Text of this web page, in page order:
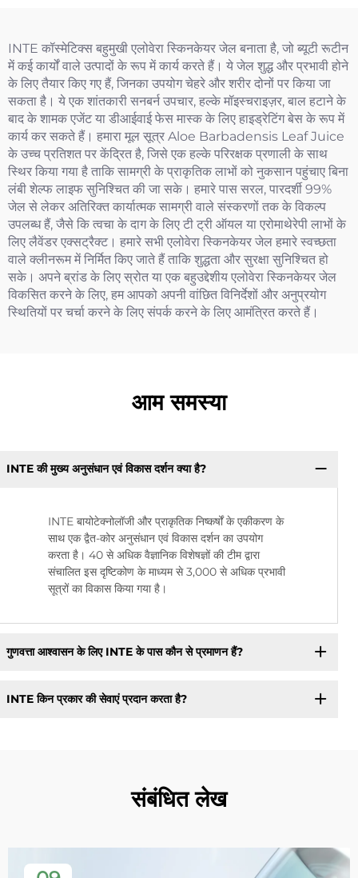
INTE कॉस्मेटिक्स बहुमुखी एलोवेरा स्किनकेयर जेल बनाता है, जो ब्यूटी रूटीन
में कई कार्यों वाले उत्पादों के रूप में कार्य करते हैं। ये जेल शुद्ध और प्रभावी होने
के लिए तैयार किए गए हैं, जिनका उपयोग चेहरे और शरीर दोनों पर किया जा
सकता है। ये एक शांतकारी सनबर्न उपचार, हल्के मॉइस्चराइज़र, बाल हटाने के
बाद के शामक एजेंट या डीआईवाई फेस मास्क के लिए हाइड्रेटिंग बेस के रूप में
कार्य कर सकते हैं। हमारा मूल सूत्र Aloe Barbadensis Leaf Juice
के उच्च प्रतिशत पर केंद्रित है, जिसे एक हल्के परिरक्षक प्रणाली के साथ
स्थिर किया गया है ताकि सामग्री के प्राकृतिक लाभों को नुकसान पहुंचाए बिना
लंबी शेल्फ लाइफ सुनिश्चित की जा सके। हमारे पास सरल, पारदर्शी 99%
जेल से लेकर अतिरिक्त कार्यात्मक सामग्री वाले संस्करणों तक के विकल्प
उपलब्ध हैं, जैसे कि त्वचा के दाग के लिए टी ट्री ऑयल या एरोमाथेरेपी लाभों के
लिए लैवेंडर एक्सट्रैक्ट। हमारे सभी एलोवेरा स्किनकेयर जेल हमारे स्वच्छता
वाले क्लीनरूम में निर्मित किए जाते हैं ताकि शुद्धता और सुरक्षा सुनिश्चित हो
सके। अपने ब्रांड के लिए स्रोत या एक बहुउद्देशीय एलोवेरा स्किनकेयर जेल
विकसित करने के लिए, हम आपको अपनी वांछित विनिर्देशों और अनुप्रयोग
स्थितियों पर चर्चा करने के लिए संपर्क करने के लिए आमंत्रित करते हैं।
आम समस्या
INTE की मुख्य अनुसंधान एवं विकास दर्शन क्या है?
INTE बायोटेक्नोलॉजी और प्राकृतिक निष्कर्षों के एकीकरण के
साथ एक द्वैत-कोर अनुसंधान एवं विकास दर्शन का उपयोग
करता है। 40 से अधिक वैज्ञानिक विशेषज्ञों की टीम द्वारा
संचालित इस दृष्टिकोण के माध्यम से 3,000 से अधिक प्रभावी
सूत्रों का विकास किया गया है।
गुणवत्ता आश्वासन के लिए INTE के पास कौन से प्रमाणन हैं?
INTE किन प्रकार की सेवाएं प्रदान करता है?
संबंधित लेख